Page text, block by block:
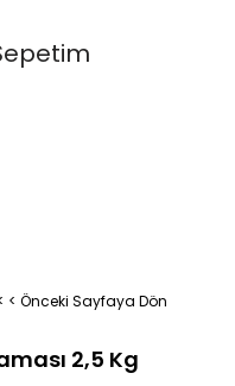
< Önceki Sayfaya Dön
2,5 Kg